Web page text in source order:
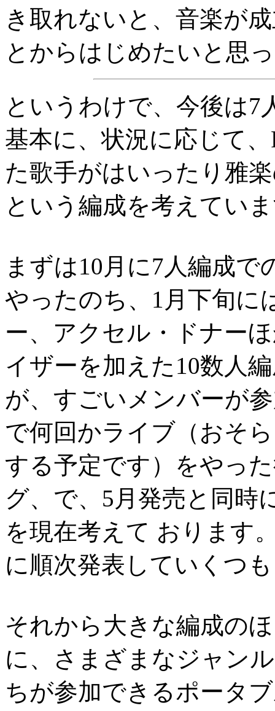
き取れないと、音楽が
とからはじめたいと思
というわけで、今後は7
基本に、状況に応じて
た歌手がはいったり雅
という編成を考えてい
まずは10月に7人編成
やったのち、1月下旬に
ー、アクセル・ドナー
イザーを加えた10数人
が、すごいメンバーが
で何回かライブ（おそ
する予定です）をやっ
グ、で、5月発売と同時
を現在考えて おります
に順次発表していくつ
それから大きな編成の
に、さまざまなジャン
ちが参加できるポータ